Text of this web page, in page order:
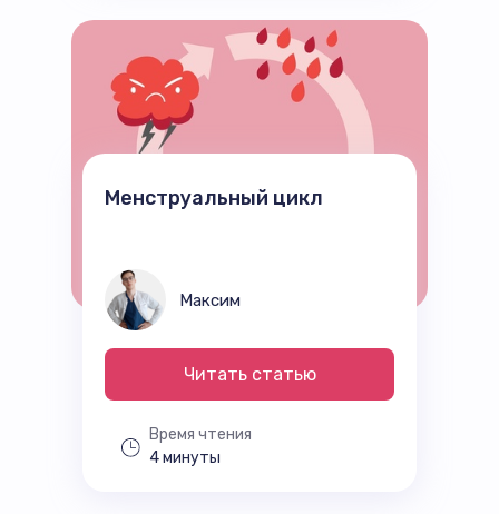
Менструальный цикл
Максим
Читать статью
Время чтения
4 минуты